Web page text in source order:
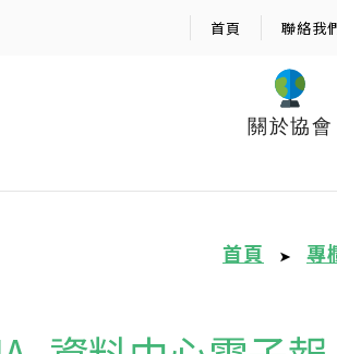
首頁 聯絡我
關於協會
首頁 ➤ 專